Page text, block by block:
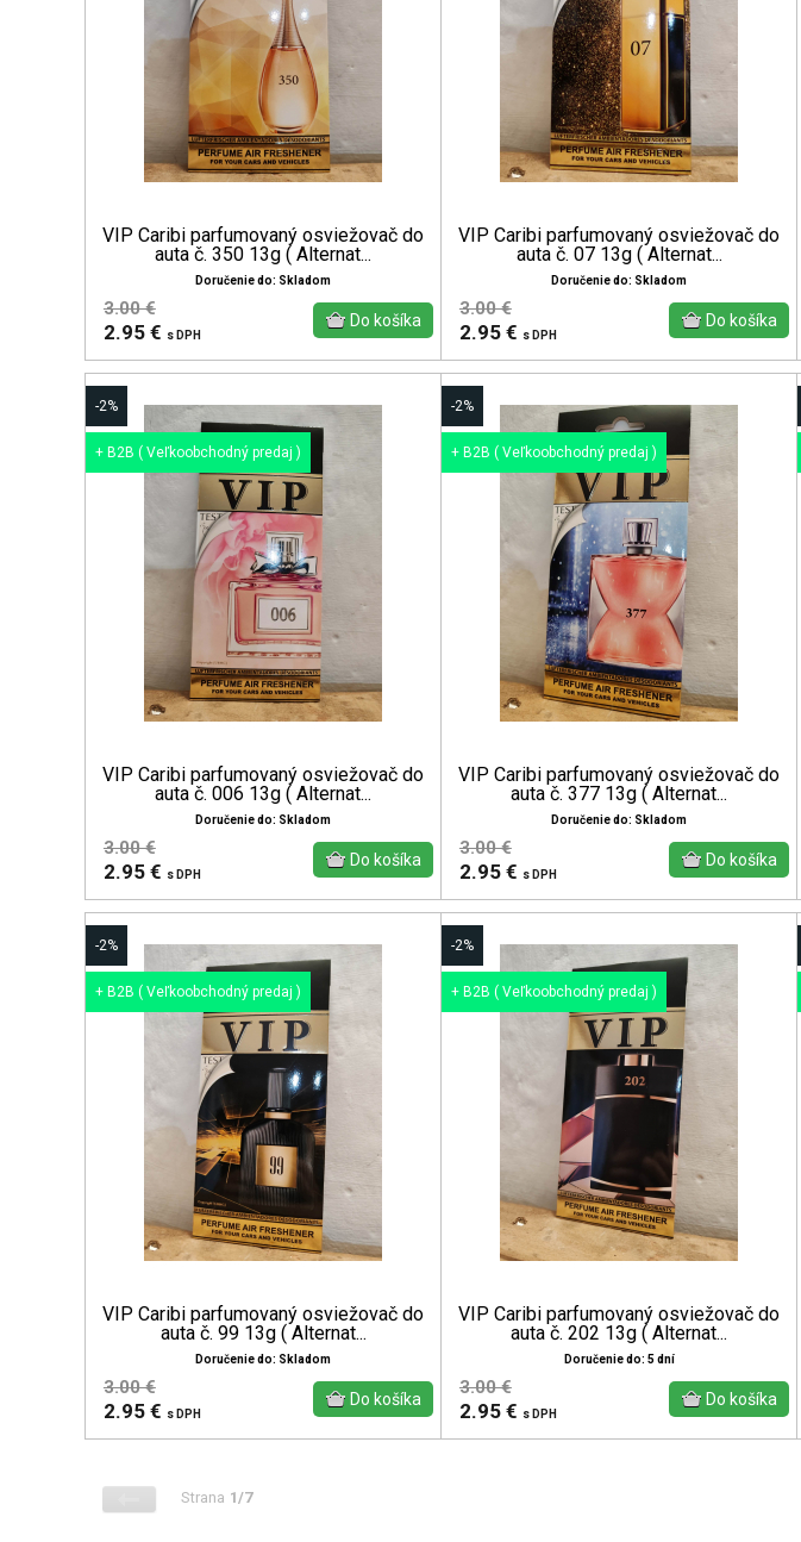
VIP Caribi parfumovaný osviežovač do
auta č. 350 13g ( Alternat...
Doručenie do: Skladom
3.00 €
2.95 € s DPH
VIP Caribi parfumovaný osviežovač do
auta č. 07 13g ( Alternat...
Doručenie do: Skladom
3.00 €
2.95 € s DPH
-2%
+ B2B ( Veľkoobchodný predaj )
VIP Caribi parfumovaný osviežovač do
auta č. 006 13g ( Alternat...
Doručenie do: Skladom
3.00 €
2.95 € s DPH
-2%
+ B2B ( Veľkoobchodný predaj )
VIP Caribi parfumovaný osviežovač do
auta č. 377 13g ( Alternat...
Doručenie do: Skladom
3.00 €
2.95 € s DPH
-2%
+ B2B ( Veľkoobchodný predaj )
VIP Caribi parfumovaný osviežovač do
auta č. 99 13g ( Alternat...
Doručenie do: Skladom
3.00 €
2.95 € s DPH
-2%
+ B2B ( Veľkoobchodný predaj )
VIP Caribi parfumovaný osviežovač do
auta č. 202 13g ( Alternat...
Doručenie do: 5 dní
3.00 €
2.95 € s DPH
Strana 1/7